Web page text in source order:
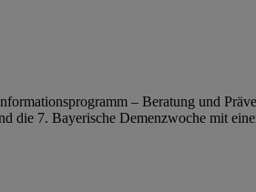
– Beratung und
die 7. Bayerische Demenzwoche mit